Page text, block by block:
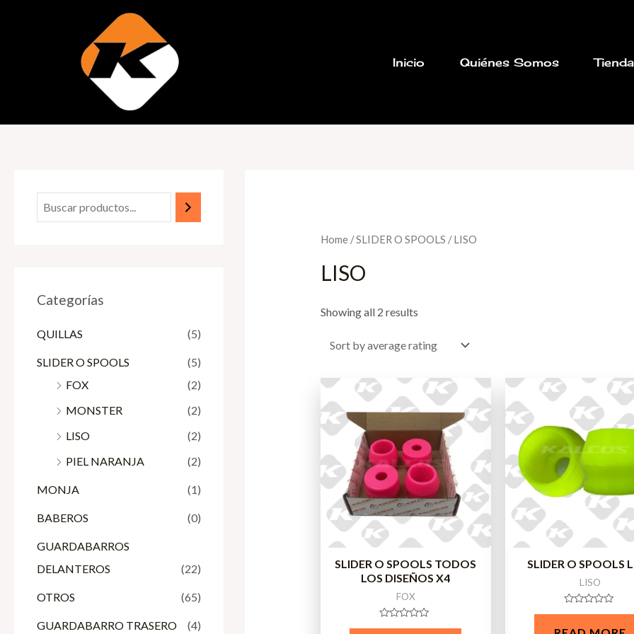
Inicio Quiénes Somos Tienda
Categorías
QUILLAS (5)
SLIDER O SPOOLS
(5)
FOX
(2)
MONSTER
(2)
LISO
(2)
PIEL NARANJA
(2)
MONJA (1)
BABEROS (0)
GUARDABARROS
DELANTEROS
(22)
OTROS (65)
GUARDABARRO TRASERO (4)
Home/SLIDER O SPOOLS / LISO
LISO
Showing all 2 results
SLIDER O SPOOLS TODOS
LOS DISEÑOS X4
FOX
Rated
SLIDER O SPOOLS
LISO
Rated
out